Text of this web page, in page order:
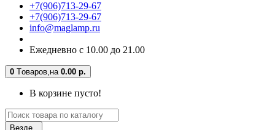
+7(906)713-29-67
+7(906)713-29-67
info@maglamp.ru
Ежедневно с 10.00 до 21.00
0 Tоваров,на 0.00 р.
В корзине пусто!
Везде